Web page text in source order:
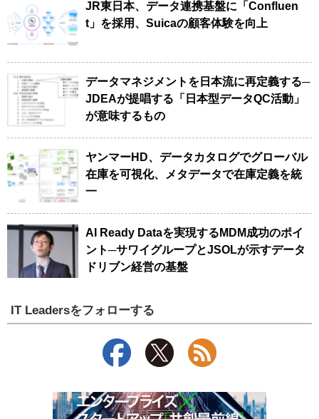
JR東日本、データ連携基盤に「Confluen
t」を採用、Suicaの顧客体験を向上
データマネジメントを日本流に再定義する─
JDEAが提唱する「日本型データQC活動」
が意味するもの
ヤンマーHD、データカタログでグローバル
在庫を可視化、メタデータで在庫定義を統
一
AI Ready Dataを実現するMDM成功のポイ
ント─サワイグループとJSOLが示すデータ
ドリブン経営の基盤
IT Leadersをフォローする